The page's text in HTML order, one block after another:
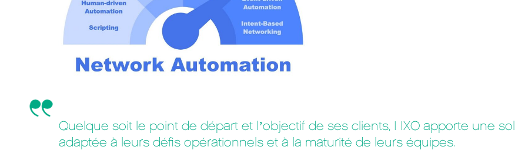
Quelque soit le point de départ et l’objectif de ses clients, NXO apporte une
adaptée à leurs défis opérationnels et à la maturité de leurs équipes.